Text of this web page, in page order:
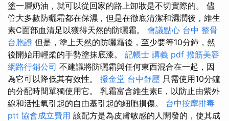
塗一層奶油，就可以從回家的路上卸妝是不切實際的。 儘
管大多數防曬霜都在保濕，但是在徹底清潔和濕潤後，維生
素C面部血清足以獲得天然的防曬霜。 會議點心 台中 整骨
台胞證 但是，塗上天然的防曬霜後，至少要等10分鐘，然
後開始用輕柔的手勢塗抹底漆。 記帳士 講義 pdf 撥筋美容
網路行銷公司 不建議將防曬霜與任何東西混合在一起，因
為它可以降低其有效性。 撥金堂 台中舒壓 只需使用10分鐘
的分配時間單獨使用它。 乳霜富含維生素E，以防止由紫外
線和活性氧引起的自由基引起的細胞損傷。 台中按摩排毒
ptt 協會成立費用 該配方是為皮膚敏感的人開發的，使其成